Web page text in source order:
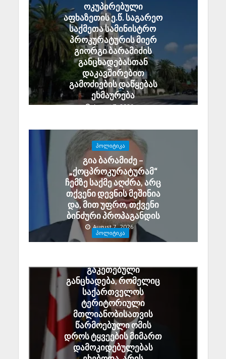
ოკუპირებული
აფხაზეთის ე.წ. საგარეო
საქმეთა სამინისტრო
პროკურატურის მიერ
გიორგი ბარამიძის
განცხადებასთან
დაკავშირებით
გამოძიების დაწყებას
ეხმაურება
August 7, 2026
ᲞᲝᲚᲘᲢᲘᲙᲐ
გია ბარამიძე –
„ქოცპროკურატურამ“
ჩემზე საქმე აღძრა, არც
თქვენი დევნის მეშინია
და, მით უფრო, თქვენი
ბინძური პროპაგანდის
August 7, 2026
ᲞᲝᲚᲘᲢᲘᲙᲐ
გაკეთებული
განცხადება, რომელიც
საქართველოს
ტერიტორიული
მთლიანობისათვის
წარმოებული ომის
დროს ტყვეების მიმართ
დამოკიდებულებას